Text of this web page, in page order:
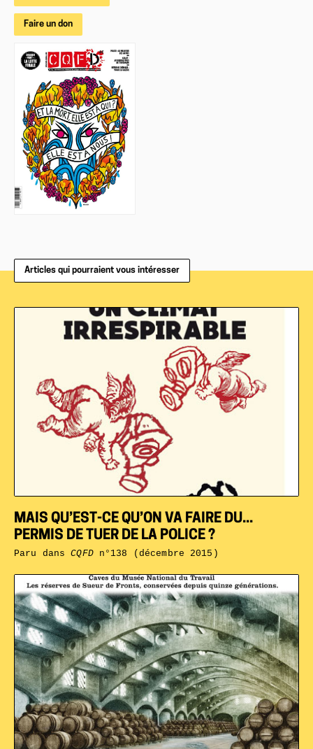
Faire un don
Articles qui pourraient vous intéresser
MAIS QU’EST-CE QU’ON VA FAIRE DU...
PERMIS DE TUER DE LA POLICE ?
Paru dansCQFDn°138 (décembre 2015)